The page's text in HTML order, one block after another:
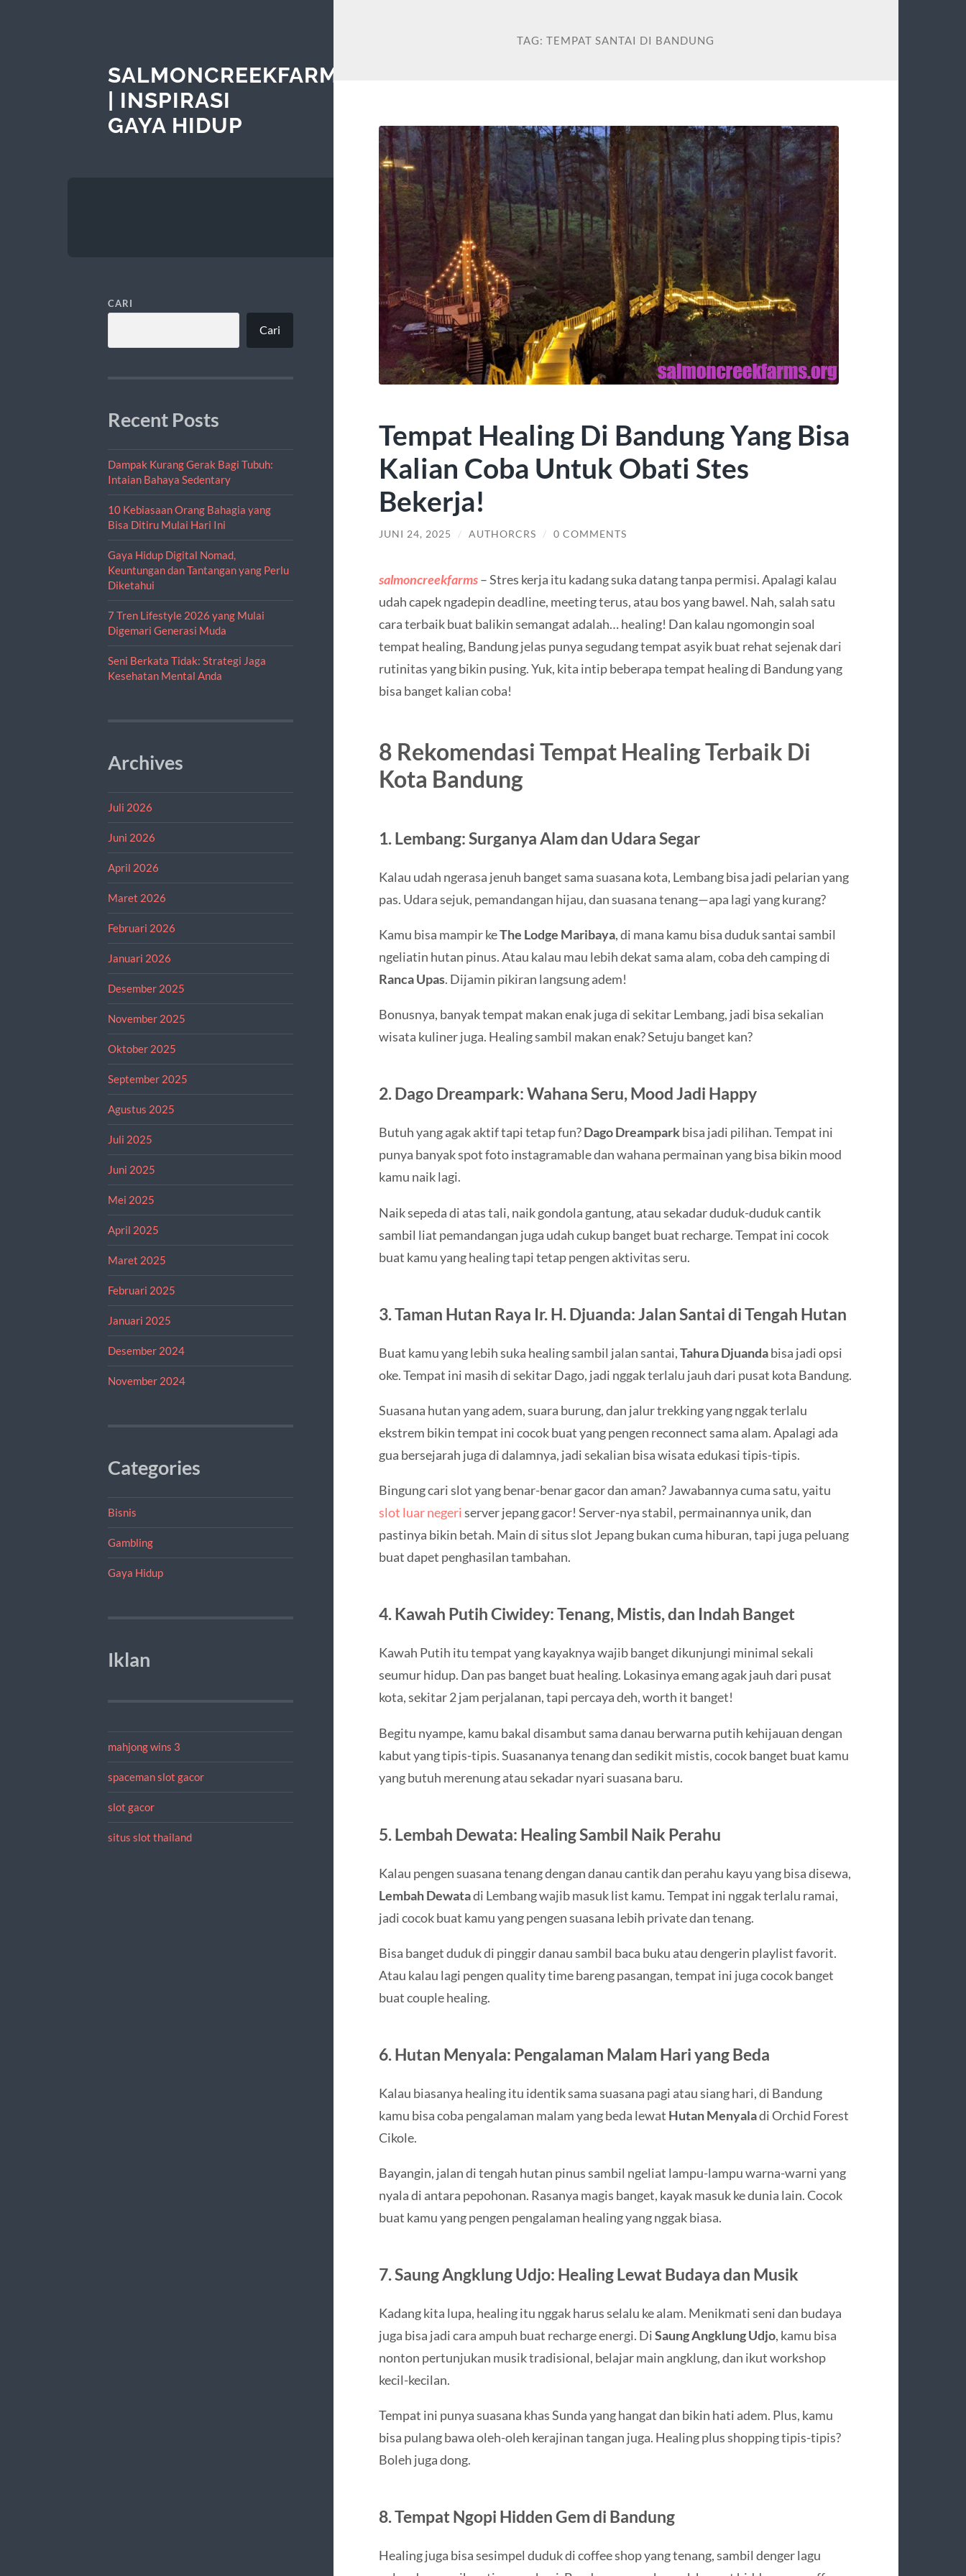
SALMONCREEKFARMS
| INSPIRASI
GAYA HIDUP
CARI
Cari
Recent Posts
Dampak Kurang Gerak Bagi Tubuh:
Intaian Bahaya Sedentary
10 Kebiasaan Orang Bahagia yang
Bisa Ditiru Mulai Hari Ini
Gaya Hidup Digital Nomad,
Keuntungan dan Tantangan yang Perlu
Diketahui
7 Tren Lifestyle 2026 yang Mulai
Digemari Generasi Muda
Seni Berkata Tidak: Strategi Jaga
Kesehatan Mental Anda
Archives
Juli 2026
Juni 2026
April 2026
Maret 2026
Februari 2026
Januari 2026
Desember 2025
November 2025
Oktober 2025
September 2025
Agustus 2025
Juli 2025
Juni 2025
Mei 2025
April 2025
Maret 2025
Februari 2025
Januari 2025
Desember 2024
November 2024
Categories
Bisnis
Gambling
Gaya Hidup
Iklan
mahjong wins 3
spaceman slot gacor
slot gacor
situs slot thailand
TAG:TEMPAT SANTAI DI BANDUNG
Tempat Healing Di Bandung Yang Bisa
Kalian Coba Untuk Obati Stes
Bekerja!
JUNI 24, 2025 / AUTHORCRS / 0 COMMENTS
salmoncreekfarms– Stres kerja itu kadang suka datang tanpa permisi. Apalagi kalau
udah capek ngadepin deadline, meeting terus, atau bos yang bawel. Nah, salah satu
cara terbaik buat balikin semangat adalah… healing! Dan kalau ngomongin soal
tempat healing, Bandung jelas punya segudang tempat asyik buat rehat sejenak dari
rutinitas yang bikin pusing. Yuk, kita intip beberapa tempat healing di Bandung yang
bisa banget kalian coba!
8 Rekomendasi Tempat Healing Terbaik Di
Kota Bandung
1. Lembang: Surganya Alam dan Udara Segar
Kalau udah ngerasa jenuh banget sama suasana kota, Lembang bisa jadi pelarian yang
pas. Udara sejuk, pemandangan hijau, dan suasana tenang—apa lagi yang kurang?
Kamu bisa mampir keThe Lodge Maribaya, di mana kamu bisa duduk santai sambil
ngeliatin hutan pinus. Atau kalau mau lebih dekat sama alam, coba deh camping di
Ranca Upas. Dijamin pikiran langsung adem!
Bonusnya, banyak tempat makan enak juga di sekitar Lembang, jadi bisa sekalian
wisata kuliner juga. Healing sambil makan enak? Setuju banget kan?
2. Dago Dreampark: Wahana Seru, Mood Jadi Happy
Butuh yang agak aktif tapi tetap fun?Dago Dreamparkbisa jadi pilihan. Tempat ini
punya banyak spot foto instagramable dan wahana permainan yang bisa bikin mood
kamu naik lagi.
Naik sepeda di atas tali, naik gondola gantung, atau sekadar duduk-duduk cantik
sambil liat pemandangan juga udah cukup banget buat recharge. Tempat ini cocok
buat kamu yang healing tapi tetap pengen aktivitas seru.
3. Taman Hutan Raya Ir. H. Djuanda: Jalan Santai di Tengah Hutan
Buat kamu yang lebih suka healing sambil jalan santai,Tahura Djuandabisa jadi opsi
oke. Tempat ini masih di sekitar Dago, jadi nggak terlalu jauh dari pusat kota Bandung.
Suasana hutan yang adem, suara burung, dan jalur trekking yang nggak terlalu
ekstrem bikin tempat ini cocok buat yang pengen reconnect sama alam. Apalagi ada
gua bersejarah juga di dalamnya, jadi sekalian bisa wisata edukasi tipis-tipis.
Bingung cari slot yang benar-benar gacor dan aman? Jawabannya cuma satu, yaitu
slot luar negeriserver jepang gacor! Server-nya stabil, permainannya unik, dan
pastinya bikin betah. Main di situs slot Jepang bukan cuma hiburan, tapi juga peluang
buat dapet penghasilan tambahan.
4. Kawah Putih Ciwidey: Tenang, Mistis, dan Indah Banget
Kawah Putih itu tempat yang kayaknya wajib banget dikunjungi minimal sekali
seumur hidup. Dan pas banget buat healing. Lokasinya emang agak jauh dari pusat
kota, sekitar 2 jam perjalanan, tapi percaya deh, worth it banget!
Begitu nyampe, kamu bakal disambut sama danau berwarna putih kehijauan dengan
kabut yang tipis-tipis. Suasananya tenang dan sedikit mistis, cocok banget buat kamu
yang butuh merenung atau sekadar nyari suasana baru.
5. Lembah Dewata: Healing Sambil Naik Perahu
Kalau pengen suasana tenang dengan danau cantik dan perahu kayu yang bisa disewa,
Lembah Dewatadi Lembang wajib masuk list kamu. Tempat ini nggak terlalu ramai,
jadi cocok buat kamu yang pengen suasana lebih private dan tenang.
Bisa banget duduk di pinggir danau sambil baca buku atau dengerin playlist favorit.
Atau kalau lagi pengen quality time bareng pasangan, tempat ini juga cocok banget
buat couple healing.
6. Hutan Menyala: Pengalaman Malam Hari yang Beda
Kalau biasanya healing itu identik sama suasana pagi atau siang hari, di Bandung
kamu bisa coba pengalaman malam yang beda lewat Hutan Menyaladi Orchid Forest
Cikole.
Bayangin, jalan di tengah hutan pinus sambil ngeliat lampu-lampu warna-warni yang
nyala di antara pepohonan. Rasanya magis banget, kayak masuk ke dunia lain. Cocok
buat kamu yang pengen pengalaman healing yang nggak biasa.
7. Saung Angklung Udjo: Healing Lewat Budaya dan Musik
Kadang kita lupa, healing itu nggak harus selalu ke alam. Menikmati seni dan budaya
juga bisa jadi cara ampuh buat recharge energi. DiSaung Angklung Udjo, kamu bisa
nonton pertunjukan musik tradisional, belajar main angklung, dan ikut workshop
kecil-kecilan.
Tempat ini punya suasana khas Sunda yang hangat dan bikin hati adem. Plus, kamu
bisa pulang bawa oleh-oleh kerajinan tangan juga. Healing plus shopping tipis-tipis?
Boleh juga dong.
8. Tempat Ngopi Hidden Gem di Bandung
Healing juga bisa sesimpel duduk di coffee shop yang tenang, sambil denger lagu